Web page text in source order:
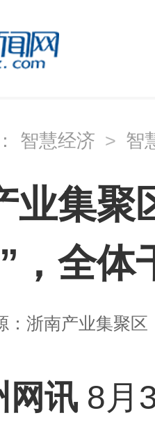
智慧经济 > 智
业集聚
，全体
： 浙南产业集聚区
讯 8月